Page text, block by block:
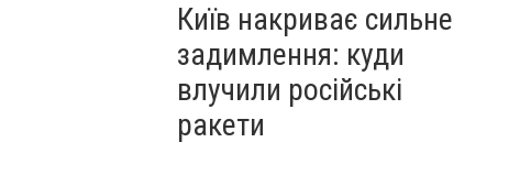
Київ накриває сильне
задимлення: куди
влучили російські
ракети